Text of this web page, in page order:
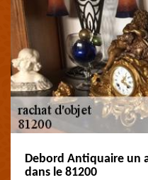
Debord Antiquaire un
dans le 81200